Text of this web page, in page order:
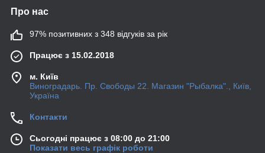
Про нас
97% позитивних з 348 відгуків за рік
Працює з 15.02.2018
м. Київ
Виноградарь. Пр. Свободы 22. Магазин "Рыбалка"., Київ,
Україна
Контакти
Сьогодні працює з 08:00 до 21:00
Показати весь графік роботи